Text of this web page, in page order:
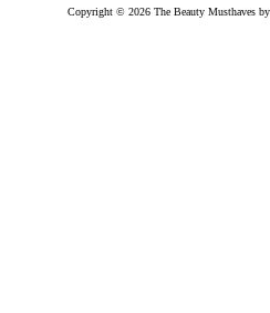
Copyright © 2026 The Beauty Musthaves